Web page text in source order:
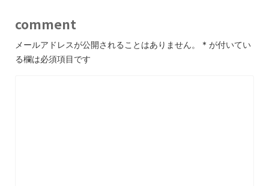
comment
メールアドレスが公開されることはありません。 * が付いてい
る欄は必須項目です